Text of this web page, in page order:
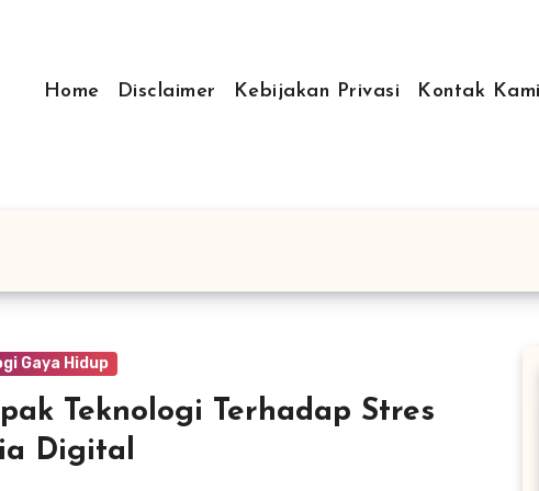
Home
Disclaimer Kebijakan Privasi Kontak Kami
Gaya Hidup
Teknologi Terhadap Stres
Digital